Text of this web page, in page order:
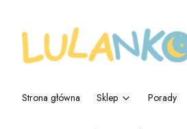
Strona główna Sklep Porady